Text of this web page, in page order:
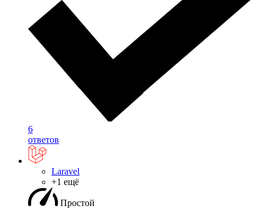
6
ответов
Laravel
+1 ещё
Простой